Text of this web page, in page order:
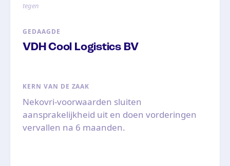
tegen
GEDAAGDE
VDH Cool Logistics BV
KERN VAN DE ZAAK
Nekovri-voorwaarden sluiten
aansprakelijkheid uit en doen vorderingen
vervallen na 6 maanden.